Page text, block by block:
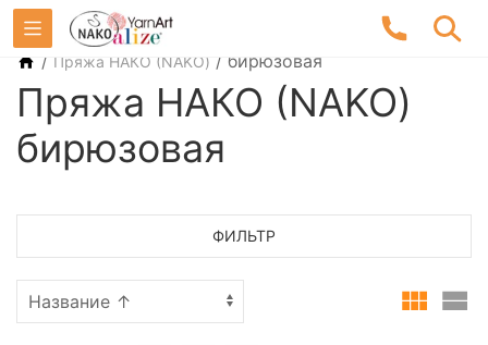
/ Пряжа НАКО (NAKO) / бирюзовая
Пряжа НАКО (NAKO)
бирюзовая
ФИЛЬТР